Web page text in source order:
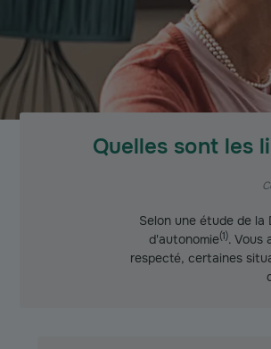
Quelles sont les
Selon une étude de la
d'autonomie(1). Vous
respecté, certaines